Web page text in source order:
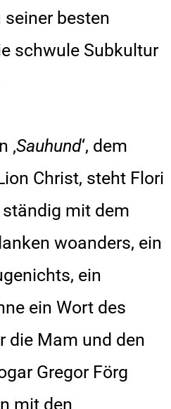
besten
schwule Subkultur
‚Sauhund‘, dem
Christ, steht Flori
mit dem
woanders, ein
ein
ein Wort des
die Mam und den
Gregor Förg
mit den